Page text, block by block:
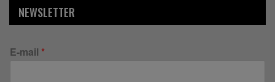
NEWSLETTER
E-mail *